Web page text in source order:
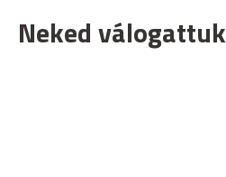
Neked válogattuk